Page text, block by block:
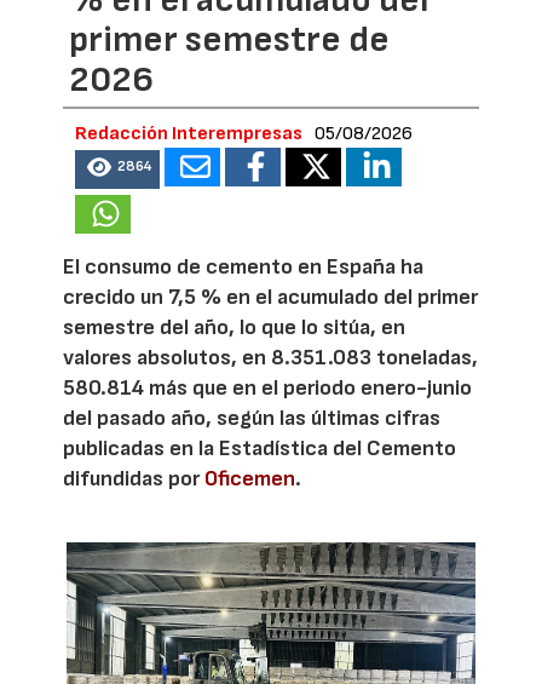
primer semestre de
2026
Redacción Interempresas 05/08/2026
2864
El consumo de cemento en España ha
crecido un 7,5 % en el acumulado del primer
semestre del año, lo que lo sitúa, en
valores absolutos, en 8.351.083 toneladas,
580.814 más que en el periodo enero-junio
del pasado año, según las últimas cifras
publicadas en la Estadística del Cemento
difundidas porOficemen.